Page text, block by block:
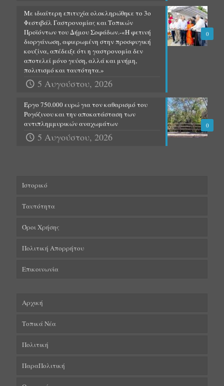
0
Με ιδιαίτερη επιτυχία ολοκληρώθηκε το 3ο
Φεστιβάλ Γαστρονομίας και Τοπικών
Προϊόντων του Δήμου Σοφάδων.-«Η φετινή
διοργάνωση, αφιερωμένη στην προσφυγική
κουζίνα, απέδειξε ότι η γαστρονομία δεν
αποτελεί μόνο γεύση, αλλά και μνήμη,
πολιτισμό και ταυτότητα.»
5 Αυγούστου, 2026
0
Έργο 750.000 ευρώ για τον καθαρισμό του
Ρογόζινου και την αποκατάσταση των
αντιπλημμυρικών αναχωμάτων
5 Αυγούστου, 2026
Ιστορικό
Ταυτότητα
Όροι Χρήσης
Πολιτική Απορρήτου
Επικοινωνία
Αρχική
Τοπικά Νέα
Πολιτική
ΠαραΠολιτική